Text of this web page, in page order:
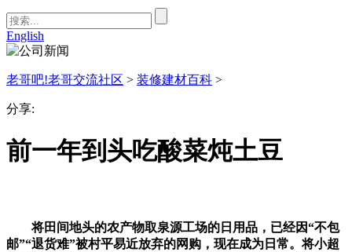
English
老哥吧!老哥交流社区 > 装修建材百科 >
分享:
前一年到头吃酸菜炖土豆
将田间地头的农产物取泉源工场的日用品，已经因“不包
邮”“退货难”被村平易近放弃的网购，现在成为日常。将小超